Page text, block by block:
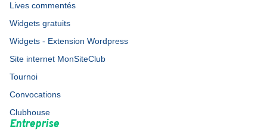
Lives commentés
Widgets gratuits
Widgets - Extension Wordpress
Site internet MonSiteClub
Tournoi
Convocations
Clubhouse
Entreprise